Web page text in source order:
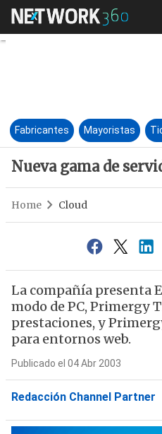
Fabricantes Mayoristas
Nueva gama de
Home Cloud
La compañía presenta
modo de PC, Primergy
prestaciones, y
para entornos web.
Publicado el 04 Abr 2003
Redacción Channel Partner